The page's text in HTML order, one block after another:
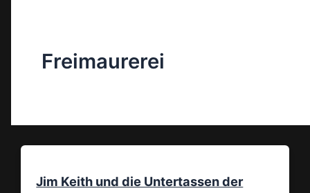
Freimaurerei
Jim Keith und die Untertassen der